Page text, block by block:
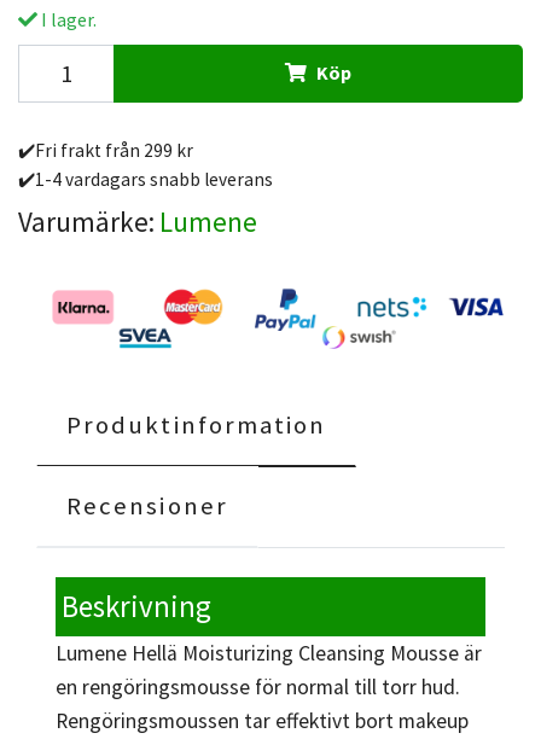
I lager.
Köp
✔️Fri frakt från 299 kr
✔️1-4 vardagars snabb leverans
Varumärke: Lumene
Produktinformation
Recensioner
Beskrivning
Lumene Hellä Moisturizing Cleansing Mousse är
en rengöringsmousse för normal till torr hud.
Rengöringsmoussen tar effektivt bort makeup